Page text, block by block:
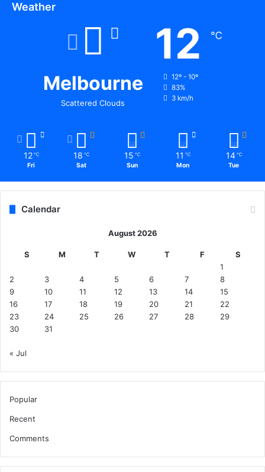
Weather
Melbourne
Scattered Clouds
12 ℃
12º - 10º
83%
3 km/h
12 ℃
Fri
18 ℃
Sat
15 ℃
Sun
11 ℃
Mon
14 ℃
Tue
Calendar
August 2026
S M T W T F
S
1
2
3 4 5 6 7
8
9
10 11 12 13 14
15
16
17 18 19 20 21
22
23
24 25 26 27 28
29
30
31
« Jul
Popular
Recent
Comments